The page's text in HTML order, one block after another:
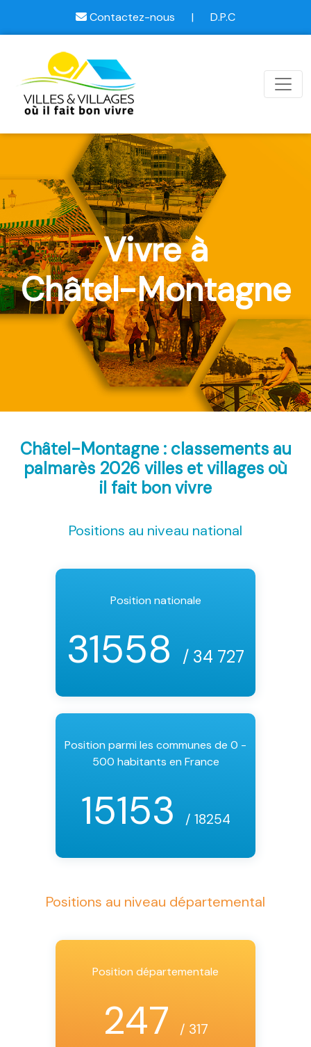
Contactez-nous | D.P.C
Vivre à
Châtel-Montagne
Châtel-Montagne : classements au
palmarès 2026 villes et villages où
il fait bon vivre
Positions au niveau national
Position nationale
31558 / 34 727
Position parmi les communes de 0 -
500 habitants en France
15153 / 18254
Positions au niveau départemental
Position départementale
247 / 317